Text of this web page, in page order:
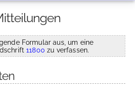
Formular aus, um eine
11800 zu verfassen.